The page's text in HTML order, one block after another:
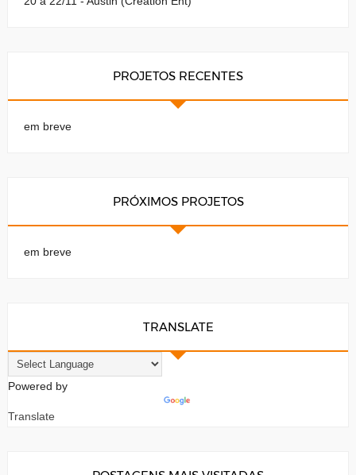
PROJETOS RECENTES
em breve
PRÓXIMOS PROJETOS
em breve
TRANSLATE
Powered by
Translate